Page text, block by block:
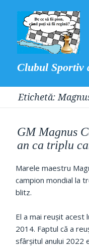
Clubul Sportiv
Etichetă:
GM Magnus
an ca triplu
Marele maestru
campion mondial la
blitz.
El a mai reușit acest
2014. Faptul că a
sfârșitul anului 2022